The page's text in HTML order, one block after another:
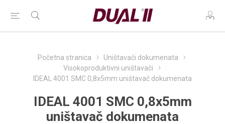
Početna stranica
Uništavači dokumenata
Visokoproduktivni uništavači
IDEAL 4001 SMC 0,8x5mm uništavač dokumenata
IDEAL 4001 SMC 0,8x5mm
uništavač dokumenata